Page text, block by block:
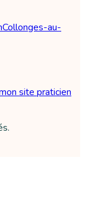
Collonges-au-
site praticien